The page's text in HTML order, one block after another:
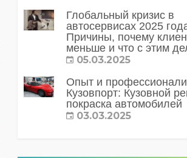
Глобальный кризис в
автосервисах 2025
Причины, почему
меньше и что с этим
05.03.2025
Опыт и
Кузовпорт: Кузовной
покраска автомобилей
03.03.2025